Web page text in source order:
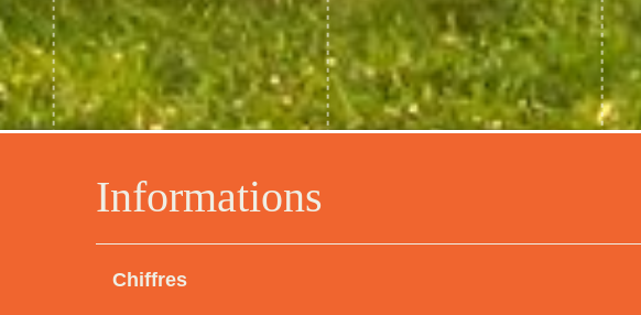
Informations
Chiffres